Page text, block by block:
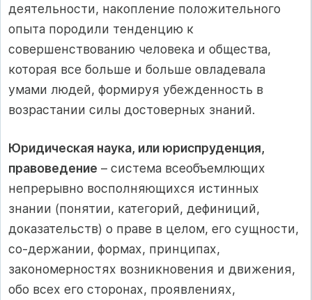
деятельности, накопление положительного
опыта породили тенденцию к
совершенствованию человека и общества,
которая все больше и больше овладевала
умами людей, формируя убежденность в
возрастании силы достоверных знаний.
Юридическая наука, или юриспруденция,
правоведение – система всеобъемлющих
непрерывно восполняющихся истинных
знании (понятии, категорий, дефиниций,
доказательств) о праве в целом, его сущности,
со-держании, формах, принципах,
закономерностях возникновения и движения,
обо всех его сторонах, проявлениях,